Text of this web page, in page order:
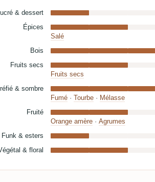
& dessert
Épices
Salé
Bois
Fruits secs
Fruits secs
& sombre
Fumé· Tourbe· Mélasse
Fruité
Orange amère· Agrumes
Funk & esters
& floral